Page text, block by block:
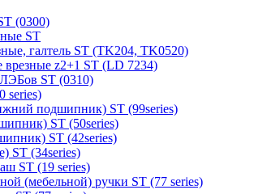
(0300)
ST
галтель ST (TK204, TK0520)
врезные z2+1 ST (LD 7234)
ST (0310)
series)
подшипник) ST (99series)
ST (50series)
ST (42series)
ST (34series)
ST (19 series)
(мебельной) ручки ST (77 series)